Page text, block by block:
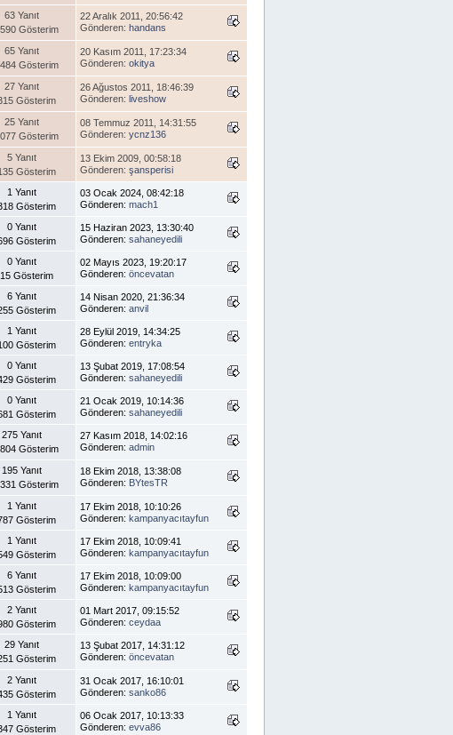
63 Yanıt
Gösterim
22 Aralık 2011, 20:56:42
Gönderen: handans
65 Yanıt
Gösterim
20 Kasım 2011, 17:23:34
Gönderen: okitya
27 Yanıt
Gösterim
26 Ağustos 2011, 18:46:39
Gönderen: liveshow
25 Yanıt
Gösterim
08 Temmuz 2011, 14:31:55
Gönderen: ycnz136
5 Yanıt
Gösterim
13 Ekim 2009, 00:58:18
Gönderen: şansperisi
1 Yanıt
Gösterim
03 Ocak 2024, 08:42:18
Gönderen: mach1
0 Yanıt
Gösterim
15 Haziran 2023, 13:30:40
Gönderen: sahaneyedili
0 Yanıt
Gösterim
02 Mayıs 2023, 19:20:17
Gönderen: öncevatan
6 Yanıt
Gösterim
14 Nisan 2020, 21:36:34
Gönderen: anvil
1 Yanıt
Gösterim
28 Eylül 2019, 14:34:25
Gönderen: entryka
0 Yanıt
Gösterim
13 Şubat 2019, 17:08:54
Gönderen: sahaneyedili
0 Yanıt
Gösterim
21 Ocak 2019, 10:14:36
Gönderen: sahaneyedili
275 Yanıt
Gösterim
27 Kasım 2018, 14:02:16
Gönderen: admin
195 Yanıt
Gösterim
18 Ekim 2018, 13:38:08
Gönderen: BYtesTR
1 Yanıt
Gösterim
17 Ekim 2018, 10:10:26
Gönderen: kampanyacıtayfun
1 Yanıt
Gösterim
17 Ekim 2018, 10:09:41
Gönderen: kampanyacıtayfun
6 Yanıt
Gösterim
17 Ekim 2018, 10:09:00
Gönderen: kampanyacıtayfun
2 Yanıt
Gösterim
01 Mart 2017, 09:15:52
Gönderen: ceydaa
29 Yanıt
Gösterim
13 Şubat 2017, 14:31:12
Gönderen: öncevatan
2 Yanıt
Gösterim
31 Ocak 2017, 16:10:01
Gönderen: sanko86
1 Yanıt
Gösterim
06 Ocak 2017, 10:13:33
Gönderen: evva86